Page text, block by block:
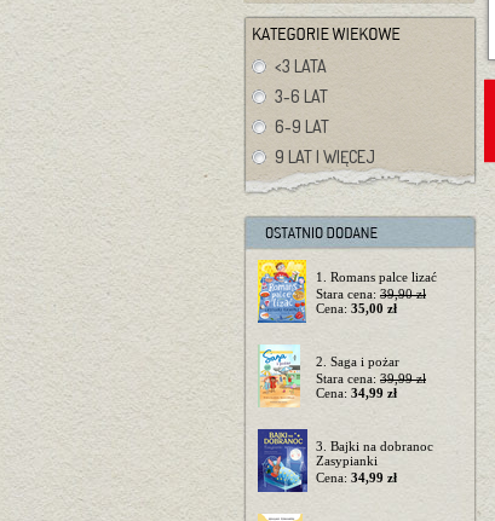
<3 LATA
3-6 LAT
6-9 LAT
9 LAT I WIĘCEJ
1. Romans palce lizać
Stara cena: 39,90 zł
Cena: 35,00 zł
2. Saga i pożar
Stara cena: 39,99 zł
Cena: 34,99 zł
3. Bajki na dobranoc
Zasypianki
Cena: 34,99 zł